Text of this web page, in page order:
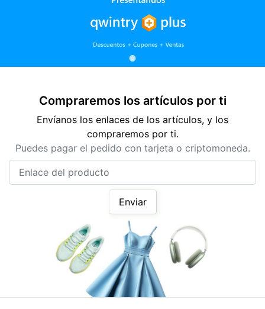
Compraremos los artículos por ti
Envíanos los enlaces de los artículos, y los
compraremos por ti.
Puedes pagar el pedido con tarjeta o criptomoneda.
Enviar